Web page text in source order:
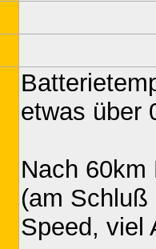
etwas über
Nach 60km
(am Schluß
Speed, viel